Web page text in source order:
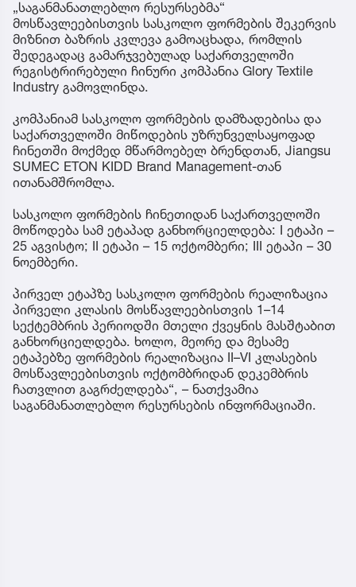
„საგანმანათლებლო რესურსებმა“
მოსწავლეებისთვის სასკოლო ფორმების შეკერვის
მიზნით ბაზრის კვლევა გამოაცხადა, რომლის
შედეგადაც გამარჯვებულად საქართველოში
რეგისტრირებული ჩინური კომპანია Glory Textile
Industry გამოვლინდა.
კომპანიამ სასკოლო ფორმების დამზადებისა და
საქართველოში მიწოდების უზრუნველსაყოფად
ჩინეთში მოქმედ მწარმოებელ ბრენდთან, Jiangsu
SUMEC ETON KIDD Brand Management-თან
ითანამშრომლა.
სასკოლო ფორმების ჩინეთიდან საქართველოში
მოწოდება სამ ეტაპად განხორციელდება: I ეტაპი –
25 აგვისტო; II ეტაპი – 15 ოქტომბერი; III ეტაპი – 30
ნოემბერი.
პირველ ეტაპზე სასკოლო ფორმების რეალიზაცია
პირველი კლასის მოსწავლეებისთვის 1–14
სექტემბრის პერიოდში მთელი ქვეყნის მასშტაბით
განხორციელდება. ხოლო, მეორე და მესამე
ეტაპებზე ფორმების რეალიზაცია II–VI კლასების
მოსწავლეებისთვის ოქტომბრიდან დეკემბრის
ჩათვლით გაგრძელდება“, – ნათქვამია
საგანმანათლებლო რესურსების ინფორმაციაში.